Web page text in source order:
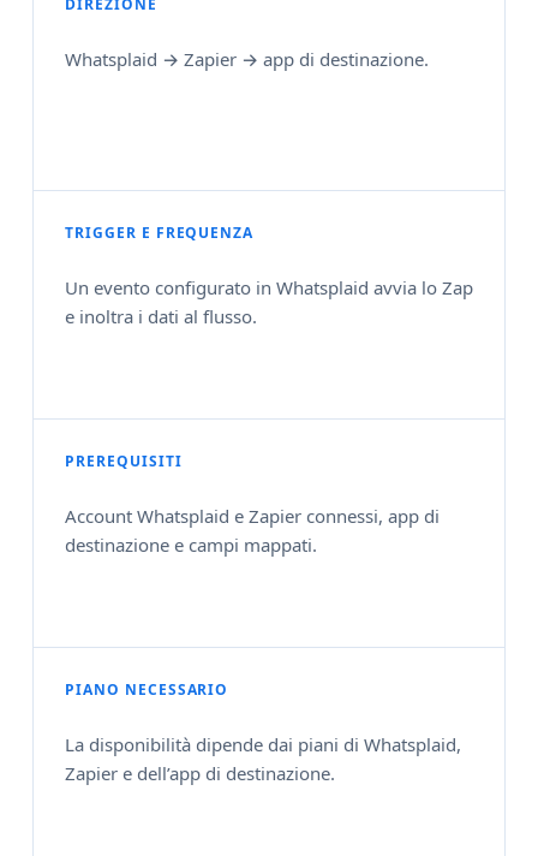
DIREZIONE
Whatsplaid → Zapier → app di destinazione.
TRIGGER E FREQUENZA
Un evento configurato in Whatsplaid avvia lo Zap
e inoltra i dati al flusso.
PREREQUISITI
Account Whatsplaid e Zapier connessi, app di
destinazione e campi mappati.
PIANO NECESSARIO
La disponibilità dipende dai piani di Whatsplaid,
Zapier e dell’app di destinazione.